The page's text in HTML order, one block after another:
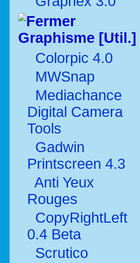
Graphisme [Util.]
Colorpic 4.0
MWSnap
Mediachance
Digital Camera
Tools
Gadwin
Printscreen 4.3
Anti Yeux
Rouges
CopyRightLeft
0.4 Beta
Scrutico